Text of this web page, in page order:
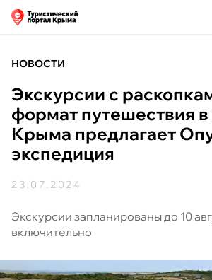
НОВОСТИ
Экскурсии с
формат путешествия
Крыма предлагает
экспедиция
23.07.2024
Экскурсии запланированы до 10
включительно